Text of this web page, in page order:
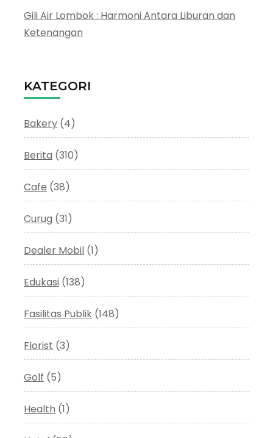
Gili Air Lombok : Harmoni Antara Liburan dan
Ketenangan
KATEGORI
Bakery (4)
Berita (310)
Cafe (38)
Curug (31)
Dealer Mobil (1)
Edukasi (138)
Fasilitas Publik (148)
Florist (3)
Golf (5)
Health (1)